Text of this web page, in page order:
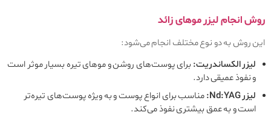
روش انجام لیزر موهای زائد
این روش به دو نوع مختلف انجام می‌شود:
لیزر الکساندریت: برای پوست‌های روشن و موهای تیره بسیار موثر است
و نفوذ عمیقی دارد.
لیزر Nd:YAG:
مناسب برای انواع پوست و به ویژه پوست‌های تیره‌تر
است و به عمق بیشتری نفوذ می‌کند.